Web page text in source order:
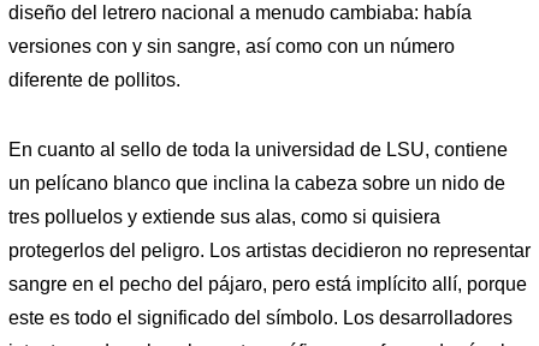
diseño del letrero nacional a menudo cambiaba: había
versiones con y sin sangre, así como con un número
diferente de pollitos.
En cuanto al sello de toda la universidad de LSU, contiene
un pelícano blanco que inclina la cabeza sobre un nido de
tres polluelos y extiende sus alas, como si quisiera
protegerlos del peligro. Los artistas decidieron no representar
sangre en el pecho del pájaro, pero está implícito allí, porque
este es todo el significado del símbolo. Los desarrolladores